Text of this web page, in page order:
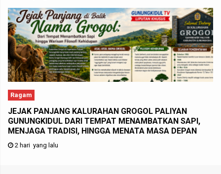
Ragam
JEJAK PANJANG KALURAHAN GROGOL PALIYAN
GUNUNGKIDUL DARI TEMPAT MENAMBATKAN SAPI,
MENJAGA TRADISI, HINGGA MENATA MASA DEPAN
2 hari yang lalu